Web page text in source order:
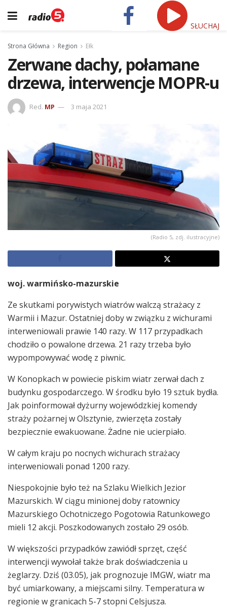
SŁUCHAJ
Strona Główna Region Ełk
Zerwane dachy, połamane
drzewa, interwencje MOPR-u
Red. MP 3 maja 2021
(Radio 5, zdj. ilustracyjne)
woj. warmińsko-mazurskie
Ze skutkami porywistych wiatrów walczą strażacy z
Warmii i Mazur. Ostatniej doby w związku z wichurami
interweniowali prawie 140 razy. W 117 przypadkach
chodziło o powalone drzewa. 21 razy trzeba było
wypompowywać wodę z piwnic.
W Konopkach w powiecie piskim wiatr zerwał dach z
budynku gospodarczego. W środku było 19 sztuk bydła.
Jak poinformował dyżurny wojewódzkiej komendy
straży pożarnej w Olsztynie, zwierzęta zostały
bezpiecznie ewakuowane. Żadne nie ucierpiało.
W całym kraju po nocnych wichurach strażacy
interweniowali ponad 1200 razy.
Niespokojnie było też na Szlaku Wielkich Jezior
Mazurskich. W ciągu minionej doby ratownicy
Mazurskiego Ochotniczego Pogotowia Ratunkowego
mieli 12 akcji. Poszkodowanych zostało 29 osób.
W większości przypadków zawiódł sprzęt, część
interwencji wywołał także brak doświadczenia u
żeglarzy. Dziś (03.05), jak prognozuje IMGW, wiatr ma
być umiarkowany, a miejscami silny. Temperatura w
regionie w granicach 5-7 stopni Celsjusza.